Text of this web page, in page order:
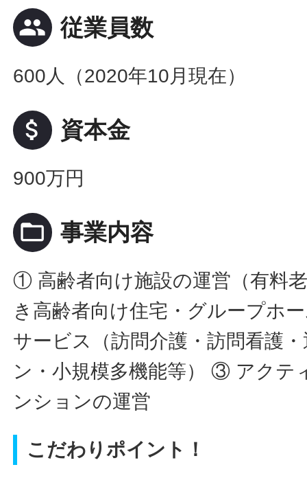
people 従業員数
600人（2020年10月現在）
attach_money 資本金
900万円
folder_open 事業内容
① 高齢者向け施設の運営（有料
き高齢者向け住宅・グループホ
サービス（訪問介護・訪問看護
ン・小規模多機能等） ③ アクテ
ンションの運営
こだわりポイント！